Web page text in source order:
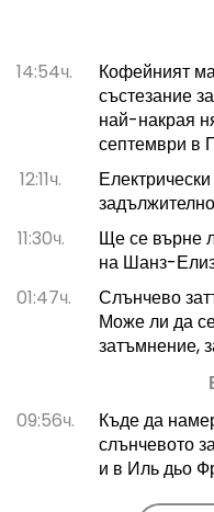
14:54ч.
Кофейният
състезание
най-накрая
септември в
12:11ч.
11:30ч.
Ще се върне
на Шанз-
01:47ч.
Слънчево
Може ли да
затъмнение,
09:56ч.
Къде да
слънчевото
и в Иль дьо